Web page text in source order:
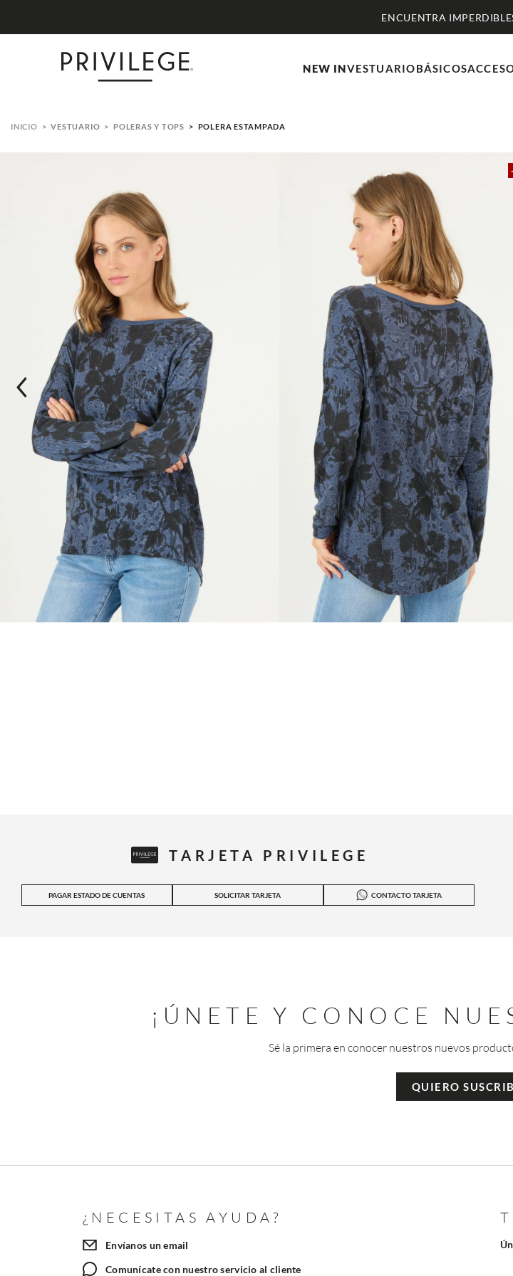
ENCUENTRA
NEW INVESTUARIOBÁSICOS
VESTUARIO POLERAS Y TOPS POLERA ESTAMPADA
TARJETA PRIVILEGE
PAGAR ESTADO DE CUENTAS SOLICITAR TARJETA CONTACTO TARJETA
¡ÚNETE Y CONOCE
Sé la primera en conocer nuestros nuevos
QUIERO
¿NECESITAS AYUDA?
Envíanos un email
Comunícate con nuestro servicio al cliente